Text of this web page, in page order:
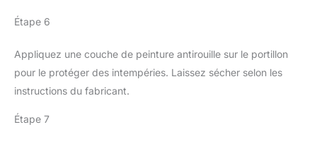
Étape 6
Appliquez une couche de peinture antirouille sur le portillon
pour le protéger des intempéries. Laissez sécher selon les
instructions du fabricant.
Étape 7